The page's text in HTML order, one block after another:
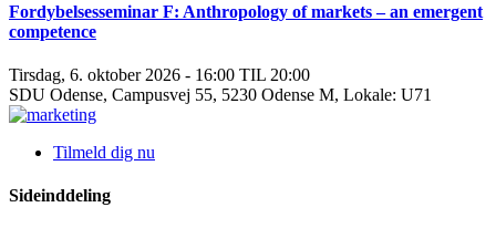
Fordybelsesseminar F: Anthropology of markets – an emergent
competence
Tirsdag, 6. oktober 2026 - 16:00 TIL 20:00
SDU Odense, Campusvej 55, 5230 Odense M, Lokale: U71
Tilmeld dig nu
Sideinddeling